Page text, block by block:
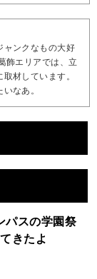
ャンクなもの大好
飾エリアでは、立
材しています。
なあ。
パスの学園祭
きたよ